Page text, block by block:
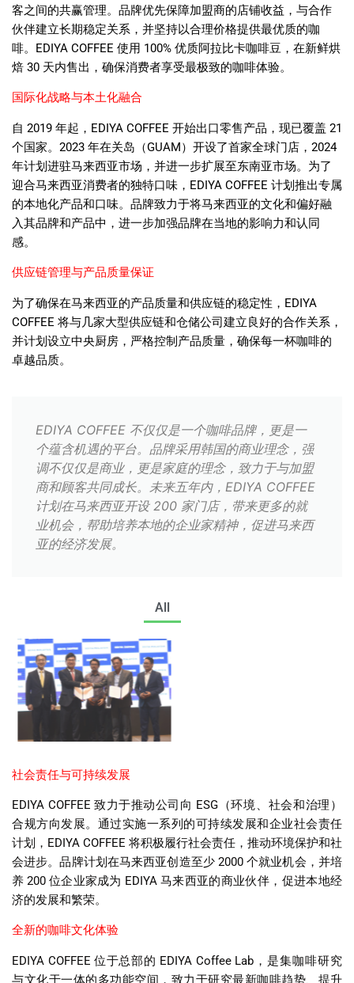
客之间的共赢管理。品牌优先保障加盟商的店铺收益，与合作
伙伴建立长期稳定关系，并坚持以合理价格提供最优质的咖
啡。 EDIYA COFFEE 使用 100% 优质阿拉比卡咖啡豆，在新鲜烘
焙 30 天内售出，确保消费者享受最极致的咖啡体验。
国际化战略与本土化融合
自 2019 年起， EDIYA COFFEE 开始出口零售产品，现已覆盖 21
个国家。 2023 年在关岛（GUAM）开设了首家全球门店， 2024
年计划进驻马来西亚市场，并进一步扩展至东南亚市场。为了
迎合马来西亚消费者的独特口味， EDIYA COFFEE 计划推出专属
的本地化产品和口味。品牌致力于将马来西亚的文化和偏好融
入其品牌和产品中，进一步加强品牌在当地的影响力和认同
感。
供应链管理与产品质量保证
为了确保在马来西亚的产品质量和供应链的稳定性， EDIYA
COFFEE 将与几家大型供应链和仓储公司建立良好的合作关系，
并计划设立中央厨房，严格控制产品质量，确保每一杯咖啡的
卓越品质。
EDIYA COFFEE 不仅仅是一个咖啡品牌，更是一
个蕴含机遇的平台。品牌采用韩国的商业理念，强
调不仅仅是商业，更是家庭的理念，致力于与加盟
商和顾客共同成长。未来五年内，EDIYA COFFEE
计划在马来西亚开设 200 家门店，带来更多的就
业机会，帮助培养本地的企业家精神，促进马来西
亚的经济发展。
All
社会责任与可持续发展
EDIYA COFFEE 致力于推动公司向 ESG （环境、社会和治理）
合规方向发展。通过实施一系列的可持续发展和企业社会责任
计划， EDIYA COFFEE 将积极履行社会责任，推动环境保护和社
会进步。品牌计划在马来西亚创造至少 2000 个就业机会，并培
养 200 位企业家成为 EDIYA 马来西亚的商业伙伴，促进本地经
济的发展和繁荣。
全新的咖啡文化体验
EDIYA COFFEE 位于总部的 EDIYA Coffee Lab ，是集咖啡研究
与文化于一体的多功能空间，致力于研究最新咖啡趋势、提升